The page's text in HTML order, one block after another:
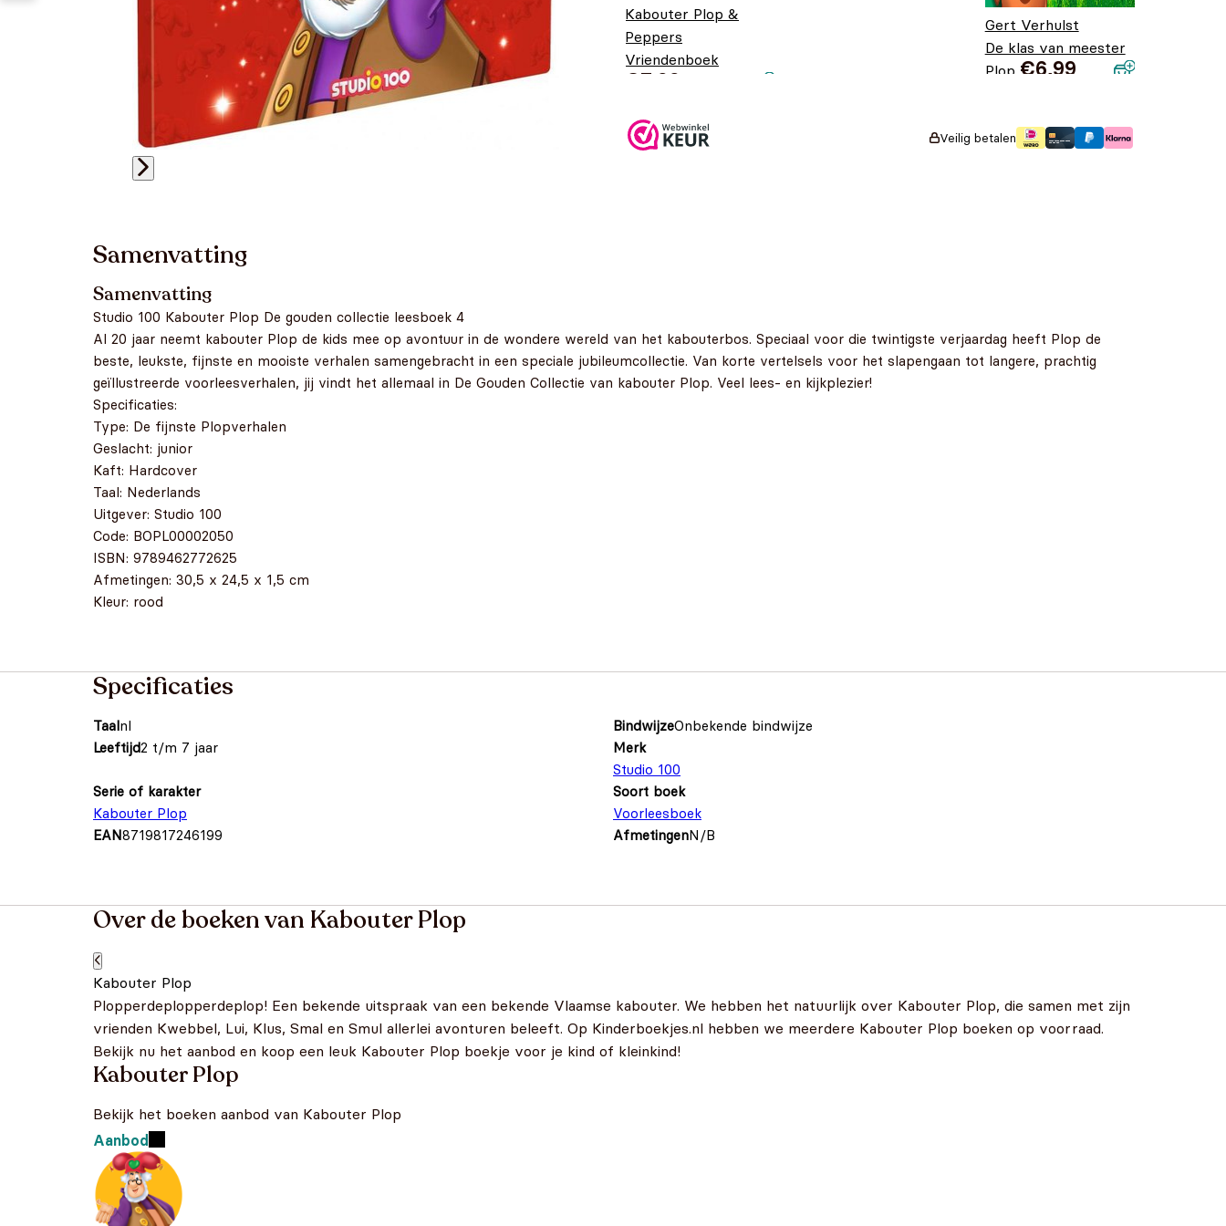
Kabouter Plop &
Peppers
Vriendenboek
€7,99
Gert Verhulst
De klas van meester
Plop €6,99
Veilig betalen
Samenvatting
Samenvatting
Studio 100 Kabouter Plop De gouden collectie leesboek 4
Al 20 jaar neemt kabouter Plop de kids mee op avontuur in de wondere wereld van het kabouterbos. Speciaal voor die twintigste verjaardag heeft Plop de
beste, leukste, fijnste en mooiste verhalen samengebracht in een speciale jubileumcollectie. Van korte vertelsels voor het slapengaan tot langere, prachtig
geïllustreerde voorleesverhalen, jij vindt het allemaal in De Gouden Collectie van kabouter Plop. Veel lees- en kijkplezier!
Specificaties:
Type: De fijnste Plopverhalen
Geslacht: junior
Kaft: Hardcover
Taal: Nederlands
Uitgever: Studio 100
Code: BOPL00002050
ISBN: 9789462772625
Afmetingen: 30,5 x 24,5 x 1,5 cm
Kleur: rood
Specificaties
Taalnl BindwijzeOnbekende bindwijze
Leeftijd2 t/m 7 jaar
Merk
Studio 100
Serie of karakter
Kabouter Plop
Soort boek
Voorleesboek
EAN8719817246199 AfmetingenN/B
Over de boeken van Kabouter Plop
Kabouter Plop
Plopperdeplopperdeplop! Een bekende uitspraak van een bekende Vlaamse kabouter. We hebben het natuurlijk over Kabouter Plop, die samen met zijn
vrienden Kwebbel, Lui, Klus, Smal en Smul allerlei avonturen beleeft. Op Kinderboekjes.nl hebben we meerdere Kabouter Plop boeken op voorraad.
Bekijk nu het aanbod en koop een leuk Kabouter Plop boekje voor je kind of kleinkind!
Kabouter Plop
Bekijk het boeken aanbod van Kabouter Plop
Aanbod